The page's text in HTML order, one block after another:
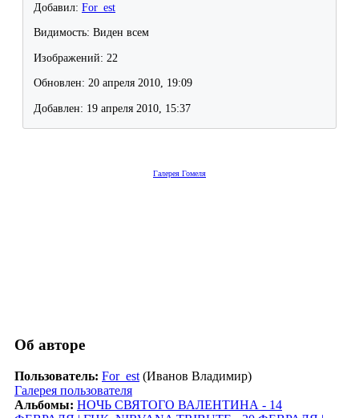
Добавил: For_est
Видимость: Виден всем
Изображений: 22
Обновлен: 20 апреля 2010, 19:09
Добавлен: 19 апреля 2010, 15:37
Галерея Гомеля
Об авторе
Пользователь: For_est (Иванов Владимир)
Галерея пользователя
Альбомы: НОЧЬ СВЯТОГО ВАЛЕНТИНА - 14